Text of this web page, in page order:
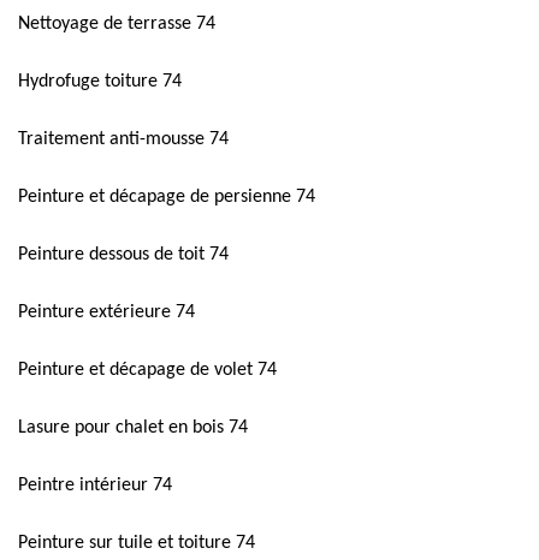
Nettoyage de terrasse 74
Hydrofuge toiture 74
Traitement anti-mousse 74
Peinture et décapage de persienne 74
Peinture dessous de toit 74
Peinture extérieure 74
Peinture et décapage de volet 74
Lasure pour chalet en bois 74
Peintre intérieur 74
Peinture sur tuile et toiture 74